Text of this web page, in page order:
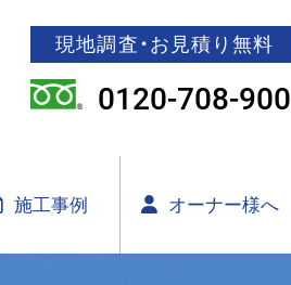
現地調査・お見積り無料
0120-708-900
施工事例 オーナー様へ